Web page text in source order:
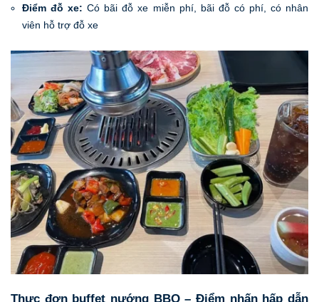
Điểm đỗ xe: Có bãi đỗ xe miễn phí, bãi đỗ có phí, có nhân
viên hỗ trợ đỗ xe
Thực đơn buffet nướng BBQ – Điểm nhấn hấp dẫn